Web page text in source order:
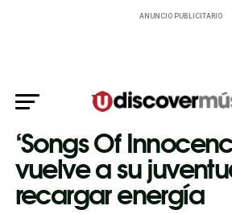
ANUNCIO PUBLICITARIO
‘Songs Of
vuelve a su
recargar energía